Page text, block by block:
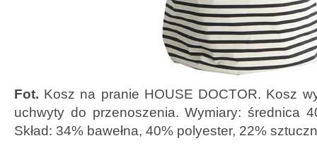
Fot. Kosz na pranie HOUSE DOCTOR. Kosz
uchwyty do przenoszenia. Wymiary: średnica
Skład: 34% bawełna, 40% polyester, 22%